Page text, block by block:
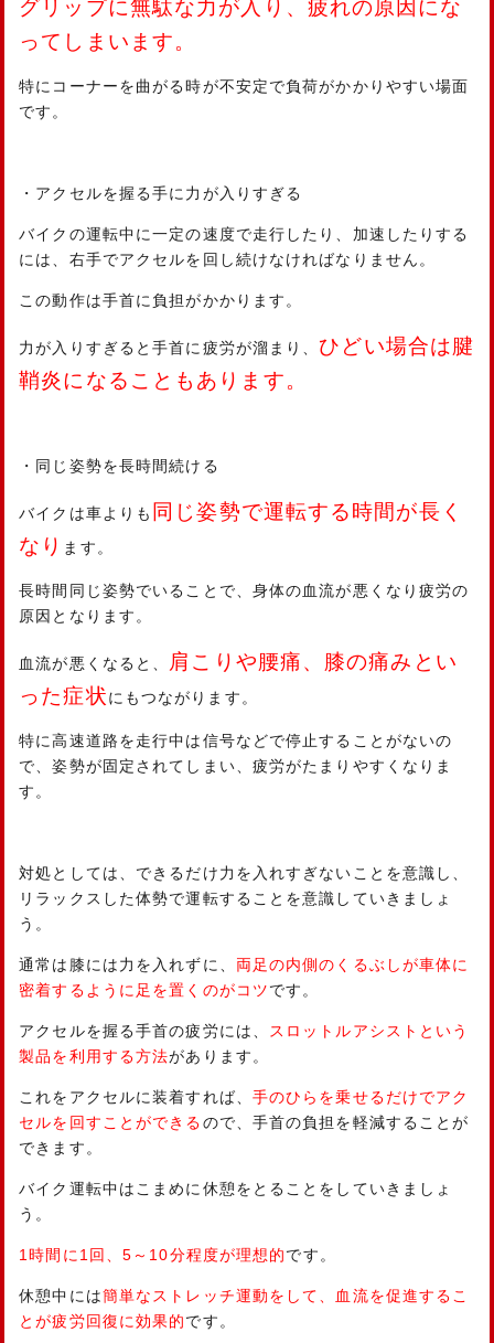
グリップに無駄な力が入り、疲れの原因にな
ってしまいます。
特にコーナーを曲がる時が不安定で負荷がかかりやすい場面
です。
・アクセルを握る手に力が入りすぎる
バイクの運転中に一定の速度で走行したり、加速したりする
には、右手でアクセルを回し続けなければなりません。
この動作は手首に負担がかかります。
力が入りすぎると手首に疲労が溜まり、 ひどい場合は腱
鞘炎になることもあります。
・同じ姿勢を長時間続ける
バイクは車よりも 同じ姿勢で運転する時間が長く
なり ます。
長時間同じ姿勢でいることで、身体の血流が悪くなり疲労の
原因となります。
血流が悪くなると、
肩こりや腰痛、膝の痛みとい
った症状にもつながります。
特に高速道路を走行中は信号などで停止することがないの
で、姿勢が固定されてしまい、疲労がたまりやすくなりま
す。
対処としては、できるだけ力を入れすぎないことを意識し、
リラックスした体勢で運転することを意識していきましょ
う。
通常は膝には力を入れずに、 両足の内側のくるぶしが車体に
密着するように足を置くのがコツです。
アクセルを握る手首の疲労には、 スロットルアシストという
製品を利用する方法があります。
これをアクセルに装着すれば、 手のひらを乗せるだけでアク
セルを回すことができるので、手首の負担を軽減することが
できます。
バイク運転中はこまめに休憩をとることをしていきましょ
う。
1時間に1回、5 ～ 10分程度が理想的です。
休憩中には簡単なストレッチ運動をして、血流を促進するこ
とが疲労回復に効果的です。